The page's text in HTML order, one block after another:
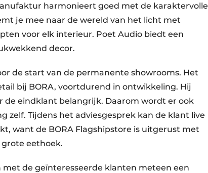
harmonieert goed met de karaktervolle
je mee naar de wereld van het licht met
voor elk interieur. Poet Audio biedt een
decor.
de start van de permanente showrooms. Het
bij BORA, voortdurend in ontwikkeling. Hij
eindklant belangrijk. Daarom wordt er ook
zelf. Tijdens het adviesgesprek kan de klant live
want de BORA Flagshipstore is uitgerust met
eethoek.
de geïnteresseerde klanten meteen een